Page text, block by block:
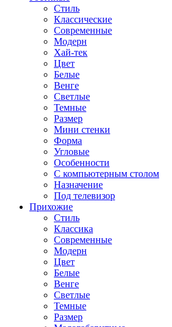
Стиль
Классические
Современные
Модерн
Хай-тек
Цвет
Белые
Венге
Светлые
Темные
Размер
Мини стенки
Форма
Угловые
Особенности
С компьютерным столом
Назначение
Под телевизор
Прихожие
Стиль
Классика
Современные
Модерн
Цвет
Белые
Венге
Светлые
Темные
Размер